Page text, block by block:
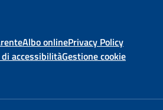
Albo onlinePrivacy Policy
accessibilitàGestione cookie